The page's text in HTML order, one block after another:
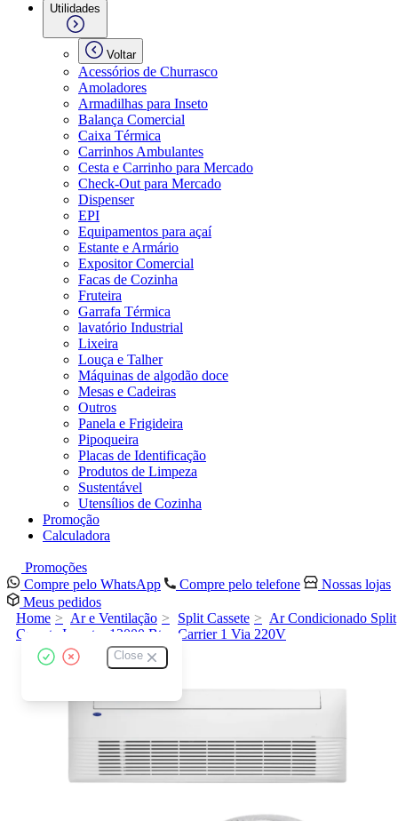
Utilidades
Voltar
Acessórios de Churrasco
Amoladores
Armadilhas para Inseto
Balança Comercial
Caixa Térmica
Carrinhos Ambulantes
Cesta e Carrinho para Mercado
Check-Out para Mercado
Dispenser
EPI
Equipamentos para açaí
Estante e Armário
Expositor Comercial
Facas de Cozinha
Fruteira
Garrafa Térmica
lavatório Industrial
Lixeira
Louça e Talher
Máquinas de algodão doce
Mesas e Cadeiras
Outros
Panela e Frigideira
Pipoqueira
Placas de Identificação
Produtos de Limpeza
Sustentável
Utensílios de Cozinha
Promoção
Calculadora
Promoções
Compre pelo WhatsApp
Compre pelo telefone
Nossas lojas
Meus pedidos
Close
Home Ar e Ventilação Split Cassete
Ar Condicionado Split
Cassete Inverter 12000 Btus Carrier 1 Via 220V